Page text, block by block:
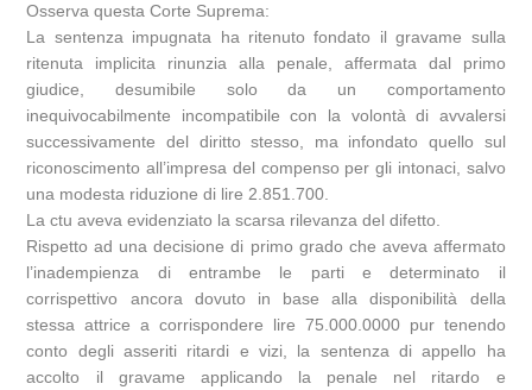
Osserva questa Corte Suprema:
La sentenza impugnata ha ritenuto fondato il gravame sulla
ritenuta implicita rinunzia alla penale, affermata dal primo
giudice, desumibile solo da un comportamento
inequivocabilmente incompatibile con la volontà di avvalersi
successivamente del diritto stesso, ma infondato quello sul
riconoscimento all’impresa del compenso per gli intonaci, salvo
una modesta riduzione di lire 2.851.700.
La ctu aveva evidenziato la scarsa rilevanza del difetto.
Rispetto ad una decisione di primo grado che aveva affermato
l’inadempienza di entrambe le parti e determinato il
corrispettivo ancora dovuto in base alla disponibilità della
stessa attrice a corrispondere lire 75.000.0000 pur tenendo
conto degli asseriti ritardi e vizi, la sentenza di appello ha
accolto il gravame applicando la penale nel ritardo e